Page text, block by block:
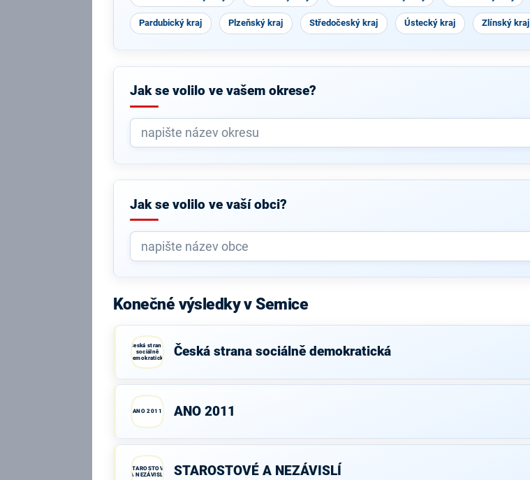
Pardubický kraj Plzeňský kraj Středočeský kraj Ústecký kraj Zlínský kraj
Jak se volilo ve vašem okrese?
Jak se volilo ve vaší obci?
Konečné výsledky v Semice
Česká strana
sociálně
demokratická
Česká strana sociálně demokratická
ANO 2011 ANO 2011
STAROSTOVÉ
A NEZÁVISLÍ
STAROSTOVÉ A NEZÁVISLÍ